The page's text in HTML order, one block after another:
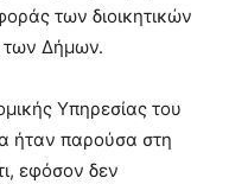
των διοικητικών
Δήμων.
Υπηρεσίας του
ήταν παρούσα στη
εφόσον δεν